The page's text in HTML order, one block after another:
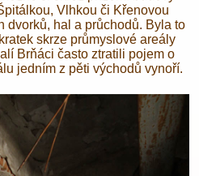
Vlhkou či Křenovou
dvorků, hal a průchodů. Byla to
skrze průmyslové areály
Brňáci často ztratili pojem o
jedním z pěti východů vynoří.